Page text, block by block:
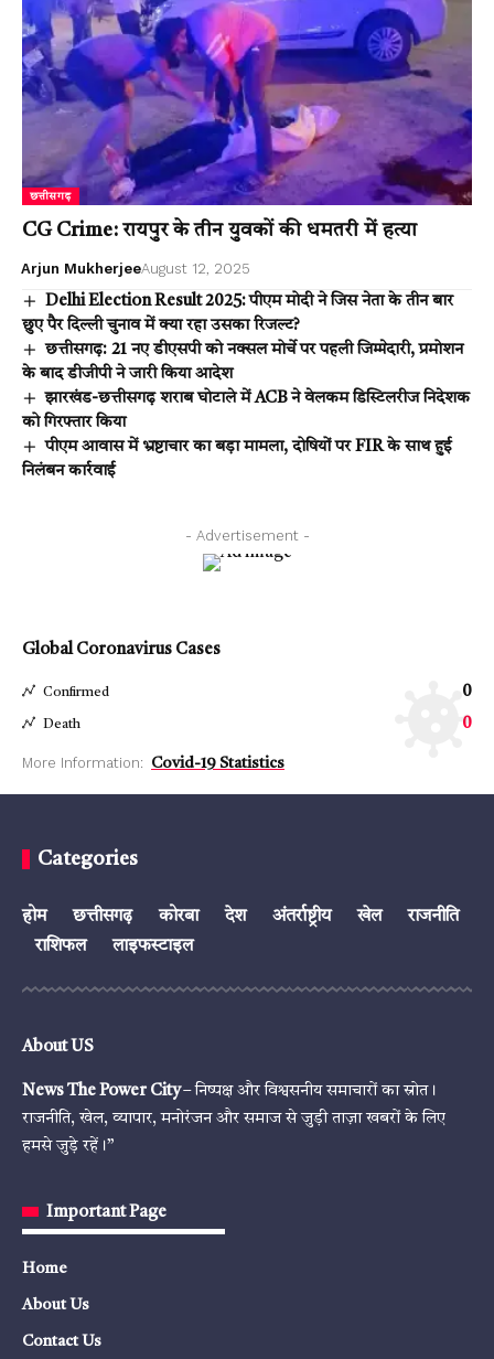
छत्तीसगढ़
CG Crime: रायपुर के तीन युवकों की धमतरी में हत्या
Arjun MukherjeeAugust 12, 2025
Delhi Election Result 2025: पीएम मोदी ने जिस नेता के तीन बार
छुए पैर दिल्ली चुनाव में क्या रहा उसका रिजल्ट?
छत्तीसगढ़: 21 नए डीएसपी को नक्सल मोर्चे पर पहली जिम्मेदारी, प्रमोशन
के बाद डीजीपी ने जारी किया आदेश
झारखंड-छत्तीसगढ़ शराब घोटाले में ACB ने वेलकम डिस्टिलरीज निदेशक
को गिरफ्तार किया
पीएम आवास में भ्रष्टाचार का बड़ा मामला, दोषियों पर FIR के साथ हुई
निलंबन कार्रवाई
- Advertisement -
Global Coronavirus Cases
Confirmed 0
Death 0
More Information: Covid-19 Statistics
Categories
होम छत्तीसगढ़ कोरबा देश अंतर्राष्ट्रीय खेल
राजनीति
राशिफल
लाइफस्टाइल
About US
News The Power City– निष्पक्ष और विश्वसनीय समाचारों का स्रोत।
राजनीति, खेल, व्यापार, मनोरंजन और समाज से जुड़ी ताज़ा खबरों के लिए
हमसे जुड़े रहें।”
Important Page
Home
About Us
Contact Us